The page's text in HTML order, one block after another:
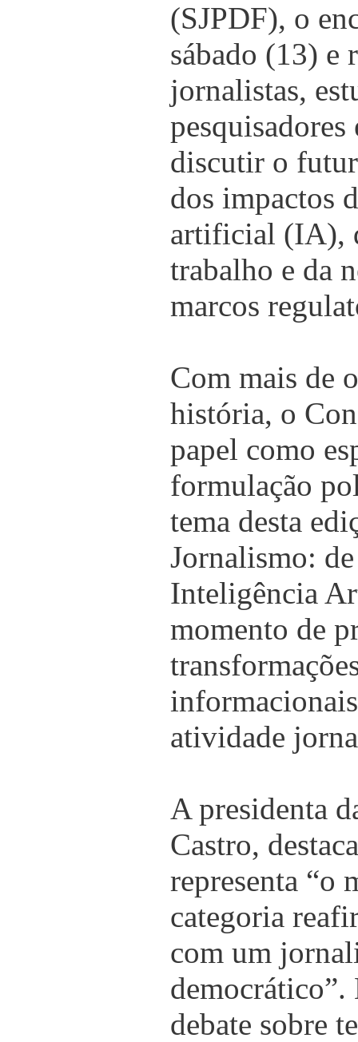
(SJPDF), o
sábado (13) e
jornalistas,
pesquisadores
discutir o
dos impactos
artificial (IA),
trabalho e da
marcos
Com mais de
história, o
papel como
formulação
tema desta
Jornalismo:
Inteligência
momento de
atividade
A presidenta
Castro,
representa “o
categoria
com um
democrático”.
debate sobre